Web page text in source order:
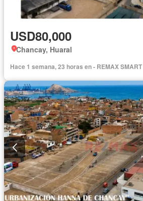
USD80,000
Chancay, Huaral
Hace 1 semana, 23 horas en - REMAX SMART